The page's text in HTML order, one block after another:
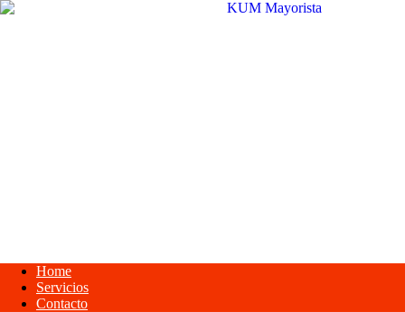
Home
Servicios
Contacto